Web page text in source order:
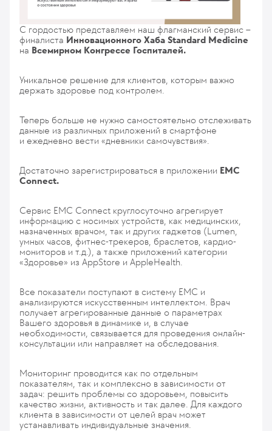
С гордостью представляем наш флагманский сервис –
финалиста Инновационного Хаба Standard Medicine
на Всемирном Конгрессе Госпиталей.
Уникальное решение для клиентов, которым важно
держать здоровье под контролем.
Теперь больше не нужно самостоятельно отслеживать
данные из различных приложений в смартфоне
и ежедневно вести «дневники самочувствия».
Достаточно зарегистрироваться в приложении ЕМС
Connect.
Сервис EMC Connect круглосуточно агрегирует
информацию с носимых устройств, как медицинских,
назначенных врачом, так и других гаджетов (Lumen,
умных часов, фитнес-трекеров, браслетов, кардио-
мониторов и т.д.), а также приложений категории
«Здоровье» из AppStore и AppleHealth.
Все показатели поступают в систему ЕМС и
анализируются искусственным интеллектом. Врач
получает агрегированные данные о параметрах
Вашего здоровья в динамике и, в случае
необходимости, связывается для проведения онлайн-
консультации или направляет на обследования.
Мониторинг проводится как по отдельным
показателям, так и комплексно в зависимости от
задач: решить проблемы со здоровьем, повысить
качество жизни, активность и так далее. Для каждого
клиента в зависимости от целей врач может
устанавливать индивидуальные значения.